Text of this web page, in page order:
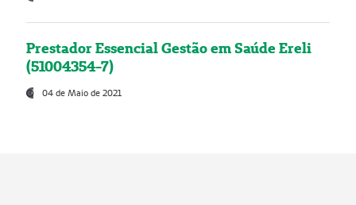
Prestador Essencial Gestão em Saúde Ereli
(51004354-7)
04 de Maio de 2021